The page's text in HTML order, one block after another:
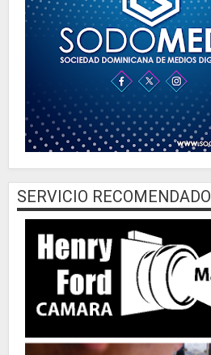
SERVICIO RECOMENDADO